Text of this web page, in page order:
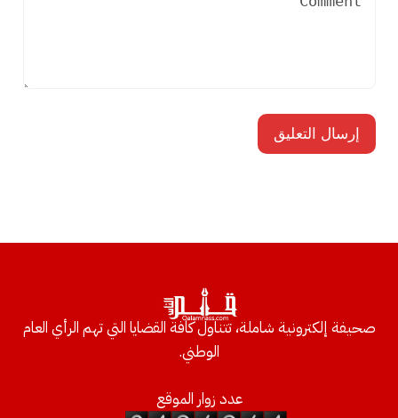
صحيفة إلكترونية شاملة، تتناول كافة القضايا التي تهم الرأي العام
الوطني.
عدد زوار الموقع